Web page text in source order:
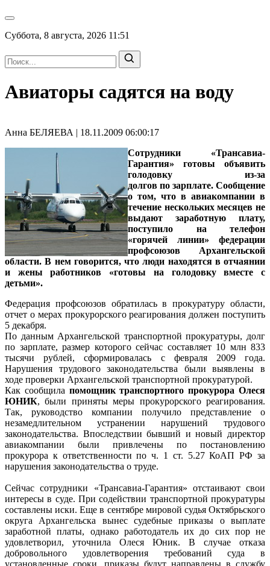
Суббота, 8 августа, 2026 11:51
Авиаторы садятся на воду
Анна БЕЛЯЕВА | 18.11.2009 06:00:17
Сотрудники «Трансавиа-
Гарантия» готовы объявить
голодовку из-за
долгов по зарплате. Сообщение
о том, что в авиакомпании в
течение нескольких месяцев не
выдают заработную плату,
поступило на телефон
«горячей линии» федерации
профсоюзов Архангельской
области. В нем говорится, что люди находятся в отчаянии
и жены работников «готовы на голодовку вместе с
детьми».
Федерация профсоюзов обратилась в прокуратуру области,
отчет о мерах прокурорского реагирования должен поступить
5 декабря.
По данным Архангельской транспортной прокуратуры, долг
по зарплате, размер которого сейчас составляет 10 млн 833
тысячи рублей, сформировалась с февраля 2009 года.
Нарушения трудового законодательства были выявлены в
ходе проверки Архангельской транспортной прокуратурой.
Как сообщила помощник транспортного прокурора Олеся
ЮНИК, были приняты меры прокурорского реагирования.
Так, руководство компании получило представление о
незамедлительном устранении нарушений трудового
законодательства. Впоследствии бывший и новый директор
авиакомпании были привлечены по постановлению
прокурора к ответственности по ч. 1 ст. 5.27 КоАП РФ за
нарушения законодательства о труде.
Сейчас сотрудники «Трансавиа-Гарантия» отстаивают свои
интересы в суде. При содействии транспортной прокуратуры
составлены иски. Еще в сентябре мировой судья Октябрьского
округа Архангельска вынес судебные приказы о выплате
заработной платы, однако работодатель их до сих пор не
удовлетворил, уточнила Олеся Юник. В случае отказа
добровольного удовлетворения требований суда в
установленные сроки, приказы будут направлены в службу